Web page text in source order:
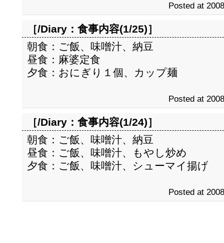
Posted at
［/Diary： 食事内容(1/25)］
朝食：ご飯、味噌汁、納豆
昼食：麻婆定食
夕食：おにぎり１個、カップ麺
Posted at
［/Diary： 食事内容(1/24)］
朝食：ご飯、味噌汁、納豆
昼食：ご飯、味噌汁、もやし炒め
夕食：ご飯、味噌汁、シューマイ揚げ
Posted at